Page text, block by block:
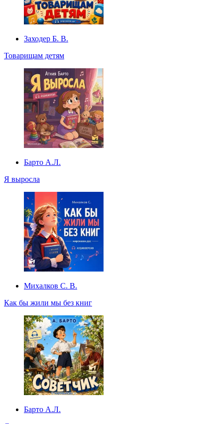
Заходер Б. В.
Товарищам детям
Барто А.Л.
Я выросла
Михалков С. В.
Как бы жили мы без книг
Барто А.Л.